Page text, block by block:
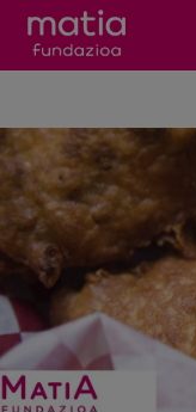
Servicios
Eventos
Contacto
Noticias
Blog